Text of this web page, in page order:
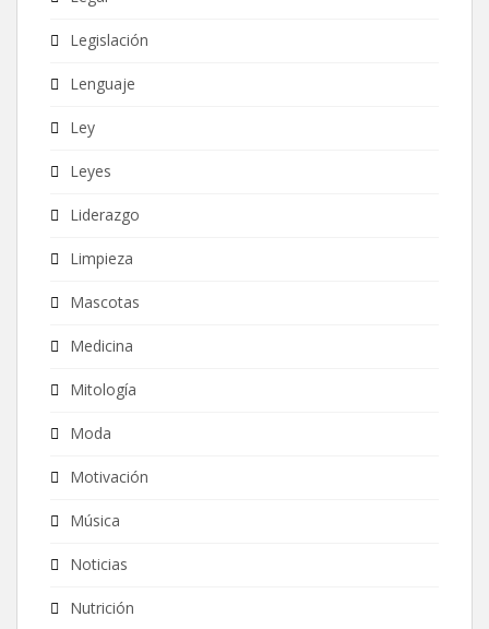
Legislación
Lenguaje
Ley
Leyes
Liderazgo
Limpieza
Mascotas
Medicina
Mitología
Moda
Motivación
Música
Noticias
Nutrición